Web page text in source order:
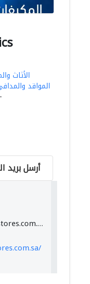
الأثاث
المواقد
-
أرسل بريد
contact@tamkeenstores.com.sa